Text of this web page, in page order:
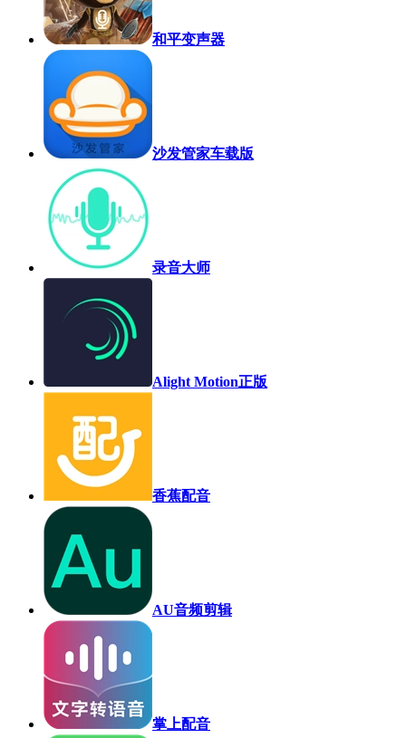
和平变声器
沙发管家车载版
录音大师
Alight Motion正版
香蕉配音
AU音频剪辑
掌上配音